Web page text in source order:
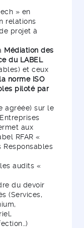
» en
relations
projet à
Médiation des
du LABEL
et ceux
norme ISO
piloté par
agréée) sur le
aux
RFAR «
Responsables
audits «
du devoir
(Services,